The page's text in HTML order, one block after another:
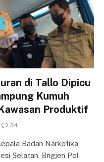
di Tallo Dipicu
Kumuh
Produktif
34
Badan Narkotika
Selatan, Brigjen Pol